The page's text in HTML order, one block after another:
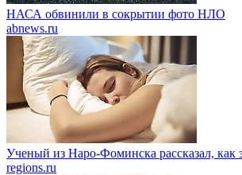
НАСА обвинили в сокрытии фото НЛО
abnews.ru
Ученый из Наро-Фоминска рассказал, как
regions.ru